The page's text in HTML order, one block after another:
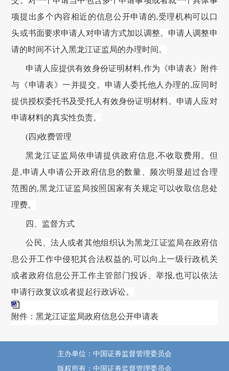
项提出多个内容相近的信息公开申请的,受理机构可以口
头或书面要求申请人对申请方式加以调整。申请人调整申
请的时间不计入黑龙江证监局的办理时间。
申请人应提供有效身份证明材料,作为《申请表》附件
与《申请表》一并提交。申请人委托他人办理的,应同时
提供授权委托书及受托人有效身份证明材料。申请人应对
申请材料的真实性负责。
(四)收费管理
黑龙江证监局依申请提供政府信息 ,不收取费用。但
是,申请人申请公开政府信息的数量、频次明显超过合理
范围的,黑龙江证监局按照国家有关规定可以收取信息处
理费。
四 、监督方式
公民、法人或者其他组织认为黑龙江证监局在政府信
息公开工作中侵犯其合法权益的,可以向上一级行政机关
或者政府信息公开工作主管部门投诉、举报,也可以依法
申请行政复议或者提起行政诉讼。
附件：黑龙江证监局政府信息公开申请表
主办单位：中国证券监督管理委员会
版权所有：中国证券监督管理委员会